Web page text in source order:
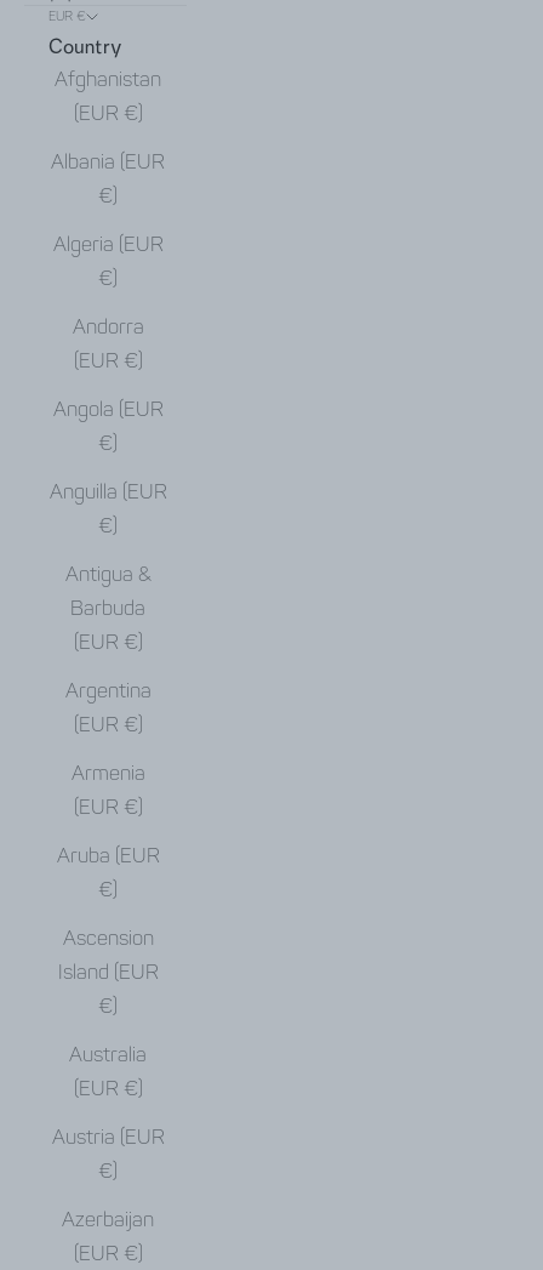
EUR €
Country
Afghanistan
(EUR €)
Albania (EUR
€)
Algeria (EUR
€)
Andorra
(EUR €)
Angola (EUR
€)
Anguilla (EUR
€)
Antigua &
Barbuda
(EUR €)
Argentina
(EUR €)
Armenia
(EUR €)
Aruba (EUR
€)
Ascension
Island (EUR
€)
Australia
(EUR €)
Austria (EUR
€)
Azerbaijan
(EUR €)